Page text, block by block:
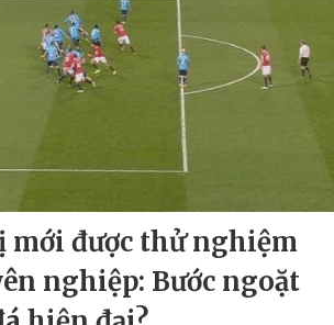
mới được thử nghiệm
nghiệp: Bước ngoặt